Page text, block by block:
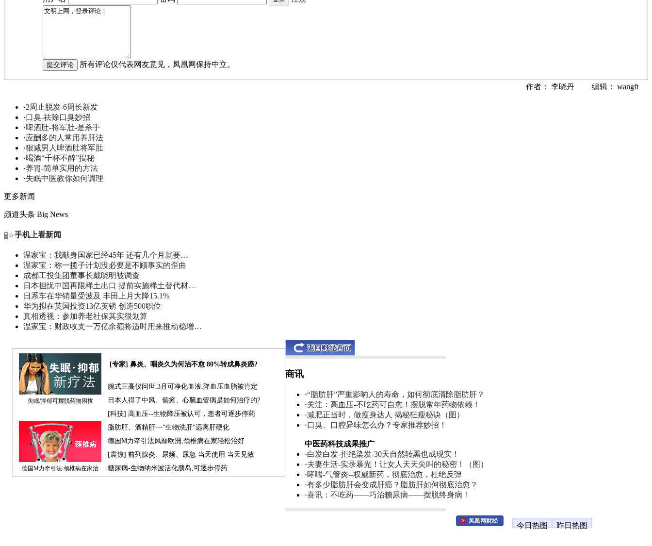
所有评论仅代表网友意见，凤凰网保持中立。
作者： 李晓丹 编辑： wangft
·2周止脱发-6周长新发
·口臭-祛除口臭妙招
·啤酒肚-将军肚-是杀手
·应酬多的人常用养肝法
·狠减男人啤酒肚将军肚
·喝酒“千杯不醉”揭秘
·养胃-简单实用的方法
·失眠中医教你如何调理
更多新闻
频道头条 Big News
手机上看新闻
温家宝：我献身国家已经45年 还有几个月就要…
温家宝：称一揽子计划没必要是不顾事实的歪曲
成都工投集团董事长戴晓明被调查
日本担忧中国再限稀土出口 提前实施稀土替代材…
日系车在华销量受波及 丰田上月大降15.1%
华为拟在英国投资13亿英镑 创造500职位
真相透视：参加养老社保其实很划算
温家宝：财政收支一万亿余额将适时用来推动稳增…
失眠/抑郁可摆脱药物困扰
[专家] 鼻炎、咽炎久为何治不愈 80%转成鼻炎癌?
腕式三高仪问世.3月可净化血液.降血压血脂被肯定
日本人得了中风、偏瘫、心脑血管病是如何治疗的?
[科技] 高血压--生物降压被认可，患者可逐步停药
德国M力牵引法 颈椎病在家治
脂肪肝、酒精肝---"生物洗肝"远离肝硬化
德国M力牵引法风靡欧洲,颈椎病在家轻松治好
[震惊] 前列腺炎、尿频、尿急 当天使用 当天见效
糖尿病-生物纳米波活化胰岛,可逐步停药
商讯
·“脂肪肝”严重影响人的寿命，如何彻底清除脂肪肝？
·关注：高血压-不吃药可自愈！摆脱常年药物依赖！
·减肥正当时，做瘦身达人 揭秘狂瘦秘诀（图）
·口臭、口腔异味怎么办？专家推荐妙招！
中医药科技成果推广
·白发白发-拒绝染发-30天自然转黑也成现实！
·夫妻生活-实录暴光！让女人天天尖叫的秘密！（图）
·哮喘-气管炎--权威新药，彻底治愈，杜绝反弹
·有多少脂肪肝会变成肝癌？脂肪肝如何彻底治愈？
·喜讯：不吃药——巧治糖尿病——摆脱终身病！
凤凰网财经
今日热图 昨日热图